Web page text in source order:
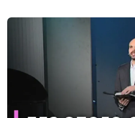
(первая часть)